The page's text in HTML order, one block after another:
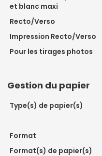
et blanc maxi
Recto/Verso
Impression Recto/Verso
Pour les tirages photos
Gestion du papier
Type(s) de papier(s)
Format
Format(s) de papier(s)